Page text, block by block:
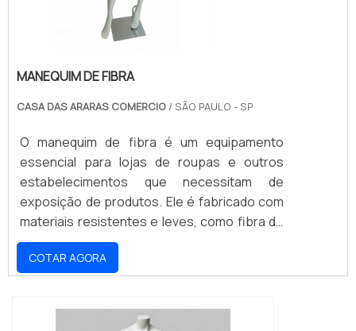
MANEQUIM DE FIBRA
CASA DAS ARARAS COMERCIO / SÃO PAULO - SP
O manequim de fibra é um equipamento
essencial para lojas de roupas e outros
estabelecimentos que necessitam de
exposição de produtos. Ele é fabricado com
materiais resistentes e leves, como fibra de
vidro, que garantem durabilidade e
estabilidade. Além disso, o manequim de fibra
possui diversos modelos e tamanhos,
vestuário de diferentes tamanhos e estilos.
COTAR AGORA